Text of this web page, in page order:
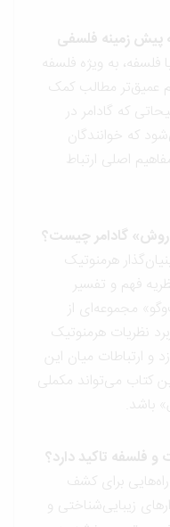
زمینه فلسفی
به ویژه فلسفه
مطالب کمک
گادامر در
خوانندگان
اصلی ارتباط
هرمنوتیک
و تفسیر
مجموعه‌ای از
هرمنوتیک
میان این
می‌تواند مکملی
برای کشف
و